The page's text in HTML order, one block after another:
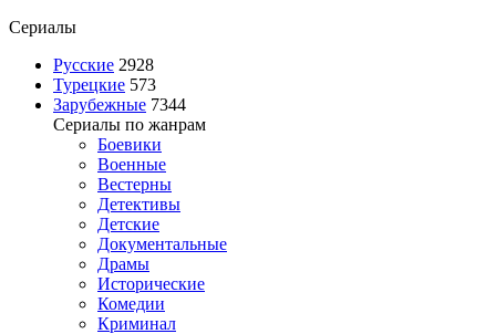
Сериалы
Русские 2928
Турецкие 573
Зарубежные 7344
Сериалы по жанрам
Боевики
Военные
Вестерны
Детективы
Детские
Документальные
Драмы
Исторические
Комедии
Криминал